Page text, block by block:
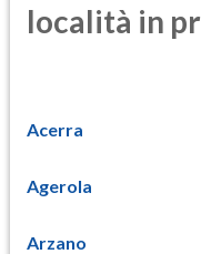
località in
Acerra
Agerola
Arzano